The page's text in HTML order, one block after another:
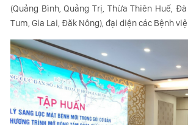
(Quảng Bình, Quảng Trị, Thừa Thiên Huế,
Tum, Gia Lai, Đăk Nông), đại diện các Bệnh